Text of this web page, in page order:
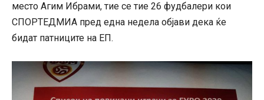
место Агим Ибрами, тие се тие 26 фудбалери кои
СПОРТЕДМИА пред една недела објави дека ќе
бидат патниците на ЕП.